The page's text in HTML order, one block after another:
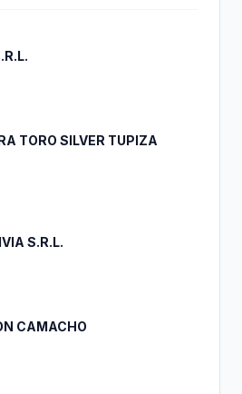
TORO SILVER TUPIZA
S.R.L.
CAMACHO